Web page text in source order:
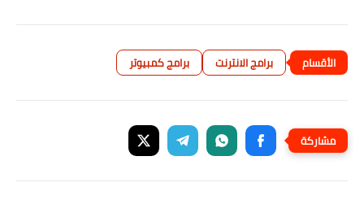
برامج الانترنت برامج كمبيوتر